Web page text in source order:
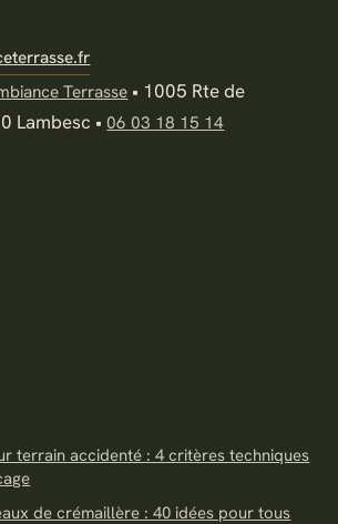
Terrasse • 1005 Rte de
Lambesc •06 03 18 15 14
terrain accidenté : 4 critères techniques
de crémaillère : 40 idées pour tous